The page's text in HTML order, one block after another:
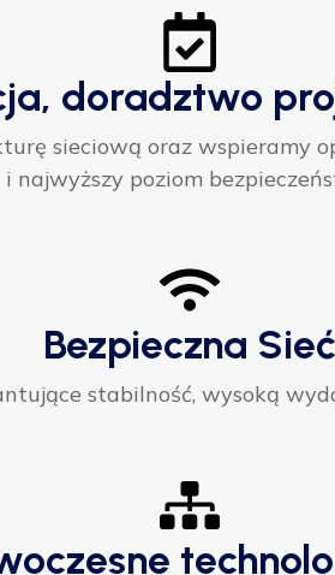
doradztwo
sieciową oraz wspieramy
i najwyższy poziom
Bezpieczna Sieć
stabilność, wysoką